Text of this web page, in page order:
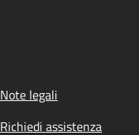
Note legali
Richiedi assistenza